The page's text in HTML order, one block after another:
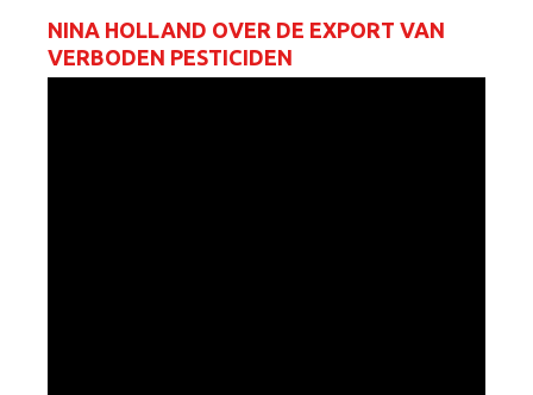
NINA HOLLAND OVER DE EXPORT VAN
VERBODEN PESTICIDEN